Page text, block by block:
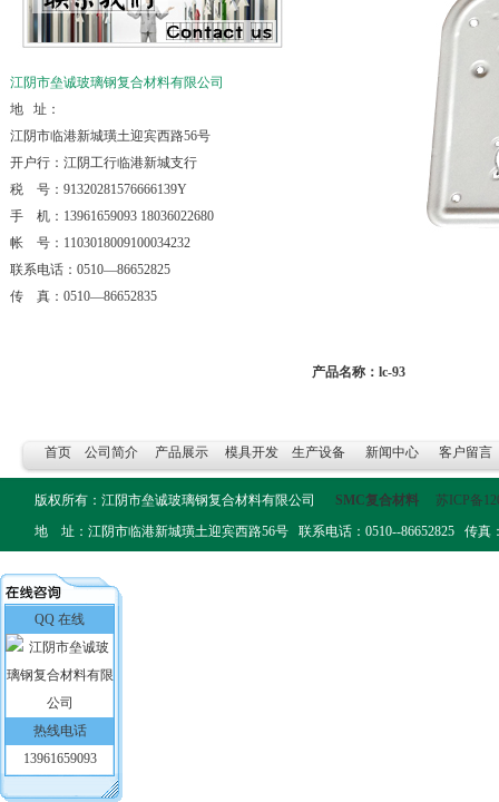
江阴市垒诚玻璃钢复合材料有限公司
地 址：
江阴市临港新城璜土迎宾西路56号
开户行：江阴工行临港新城支行
税 号：91320281576666139Y
手 机：13961659093 18036022680
帐 号：1103018009100034232
联系电话：0510—86652825
传 真：0510—86652835
产品名称：lc-93
首页 公司简介 产品展示 模具开发 生产设备 新闻中心 客户留言
版权所有：江阴市垒诚玻璃钢复合材料有限公司 SMC复合材料
苏ICP备
地 址：江阴市临港新城璜土迎宾西路56号 联系电话：0510--86652825 传真
QQ 在线
热线电话
13961659093